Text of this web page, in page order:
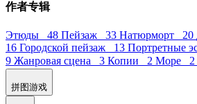
作者专辑
Этюды 48 Пейзаж 33 Натюрморт 20
16 Городской пейзаж 13 Портретные
9 Жанровая сцена 3 Копии 2 Море 2
拼图游戏